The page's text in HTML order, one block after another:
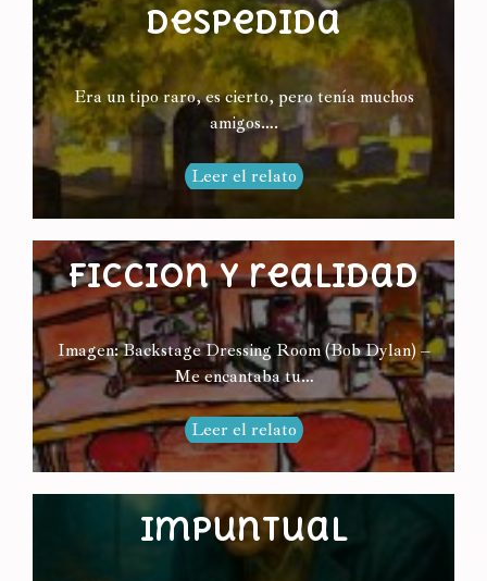
Despedida
Era un tipo raro, es cierto, pero tenía muchos
amigos….
Leer el relato
Ficción y realidad
Imagen: Backstage Dressing Room (Bob Dylan) –
Me encantaba tu…
Leer el relato
Impuntual